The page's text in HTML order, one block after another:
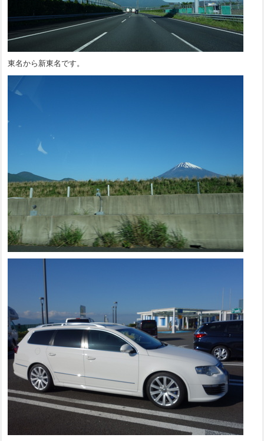
東名から新東名です。